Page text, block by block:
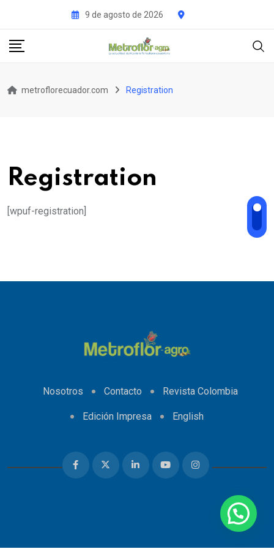
content
9 de agosto de 2026
metroflorecuador.com Registration
Registration
[wpuf-registration]
Nosotros Contacto Revista Colombia
Edición Impresa English